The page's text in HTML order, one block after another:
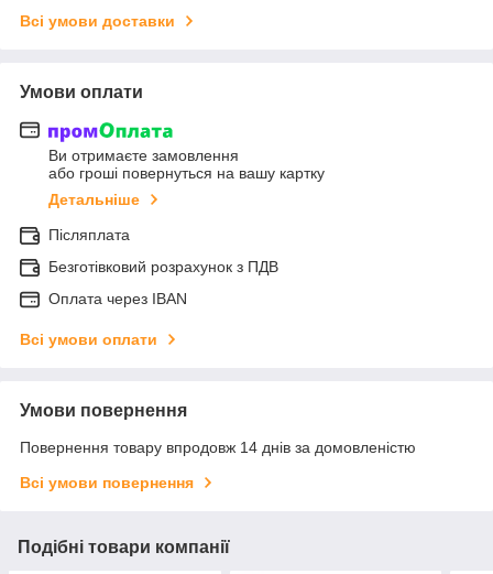
Всі умови доставки
Умови оплати
Ви отримаєте замовлення
або гроші повернуться на вашу картку
Детальніше
Післяплата
Безготівковий розрахунок з ПДВ
Оплата через IBAN
Всі умови оплати
Умови повернення
Повернення товару впродовж 14 днів за домовленістю
Всі умови повернення
Подібні товари компанії